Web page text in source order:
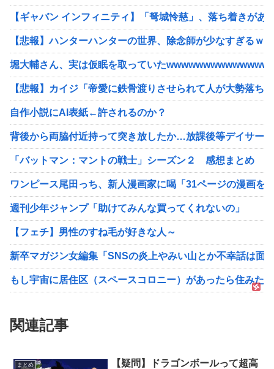
【ギャバン インフィニティ】「弩城怜慈」、落ち着きがあ
【悲報】ハンターハンターの世界、除念師が少なすぎるｗ
堀大輔さん、実は仮眠を取っていた
【悲報】カイジ「帝愛に鉄骨渡りさせられて人が大勢落
自作小説にAI表紙←許されるのか？
背後から両脇付近持って突き放したか…放課後等デイサー
「バットマン：マントの戦士」シーズン２ 感想まとめ
ワンピース尾田っち、新人漫画家に喝「31ページの漫画を
週刊少年ジャンプ「助けてみんな買ってくれないの」
【フェチ】男性のすね毛が好きな人～
新卒マガジン女編集「SNSの炎上やみい山とか不幸話は面
もし宇宙に居住区（スペースコロニー）があったら住みた
関連記事
まとめ
【疑問】ドラゴンボールって超高